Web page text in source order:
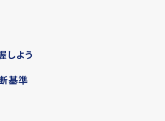
しよう
基準